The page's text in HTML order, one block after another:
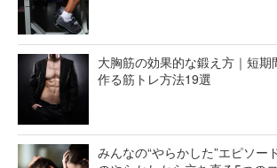
大胸筋の効果的な鍛え方｜短期
作る筋トレ方法19選
みんなの“やらかした”エピソー